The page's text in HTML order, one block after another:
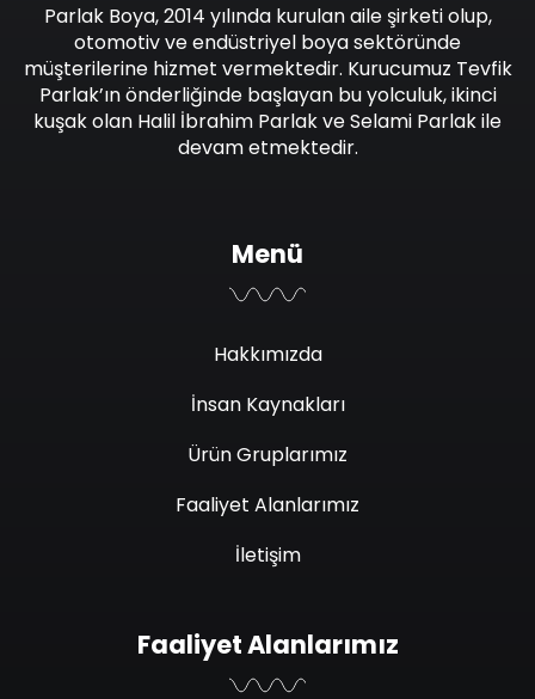
Parlak Boya, 2014 yılında kurulan aile şirketi olup,
otomotiv ve endüstriyel boya sektöründe
müşterilerine hizmet vermektedir. Kurucumuz Tevfik
Parlak’ın önderliğinde başlayan bu yolculuk, ikinci
kuşak olan Halil İbrahim Parlak ve Selami Parlak ile
devam etmektedir.
Menü
Hakkımızda
İnsan Kaynakları
Ürün Gruplarımız
Faaliyet Alanlarımız
İletişim
Faaliyet Alanlarımız